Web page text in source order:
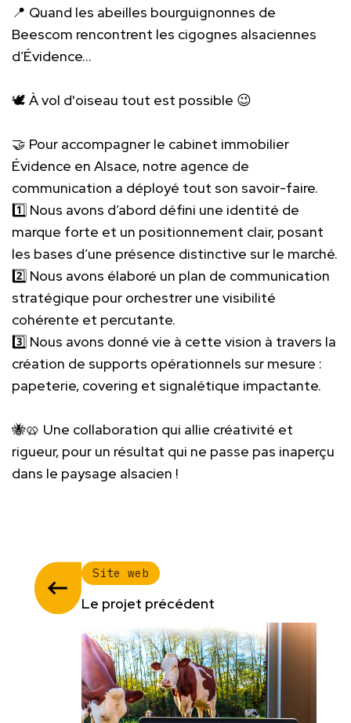
📍 Quand les abeilles bourguignonnes de
Beescom rencontrent les cigognes alsaciennes
d’Évidence...
🕊️ À vol d'oiseau tout est possible 😉
🤝 Pour accompagner le cabinet immobilier
Évidence en Alsace, notre agence de
communication a déployé tout son savoir-faire.
1️⃣ Nous avons d’abord défini une identité de
marque forte et un positionnement clair, posant
les bases d’une présence distinctive sur le marché.
2️⃣ Nous avons élaboré un plan de communication
stratégique pour orchestrer une visibilité
cohérente et percutante.
3️⃣ Nous avons donné vie à cette vision à travers la
création de supports opérationnels sur mesure :
papeterie, covering et signalétique impactante.
🐝🥨 Une collaboration qui allie créativité et
rigueur, pour un résultat qui ne passe pas inaperçu
dans le paysage alsacien !
Site web
Le projet précédent